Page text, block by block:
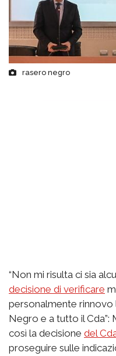
rasero negro
“Non mi risulta ci sia
decisione di verificare
personalmente rinnovo
Negro e a tutto il
così la decisione del
proseguire sulle